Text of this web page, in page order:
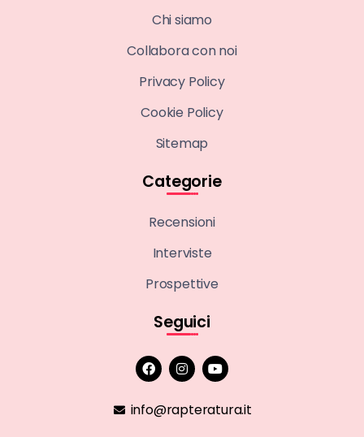
Chi siamo
Collabora con noi
Privacy Policy
Cookie Policy
Sitemap
Categorie
Recensioni
Interviste
Prospettive
Seguici
info@rapteratura.it